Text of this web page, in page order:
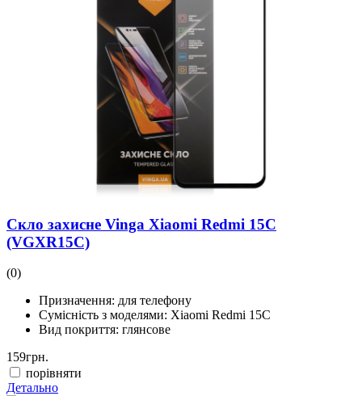
Скло захисне Vinga Xiaomi Redmi 15C
(VGXR15C)
(0)
Призначення: для телефону
Сумісність з моделями: Xiaomi Redmi 15C
Вид покриття: глянсове
159грн.
порівняти
Детально